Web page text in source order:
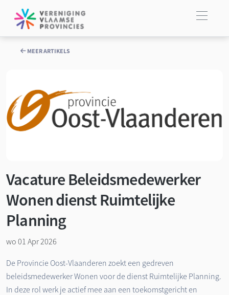
MEER ARTIKELS
Vacature Beleidsmedewerker
Wonen dienst Ruimtelijke
Planning
wo 01 Apr 2026
De Provincie Oost-Vlaanderen zoekt een gedreven
beleidsmedewerker Wonen voor de dienst Ruimtelijke Planning.
In deze rol werk je actief mee aan een toekomstgericht en